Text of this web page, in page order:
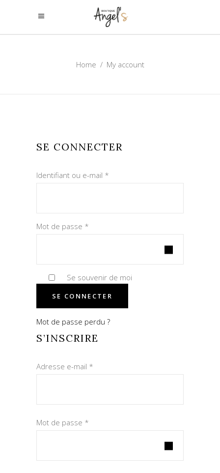
Home / My account
SE CONNECTER
Identifiant ou e-mail *
Mot de passe *
Se souvenir de moi
SE CONNECTER
Mot de passe perdu ?
S’INSCRIRE
Adresse e-mail *
Mot de passe *